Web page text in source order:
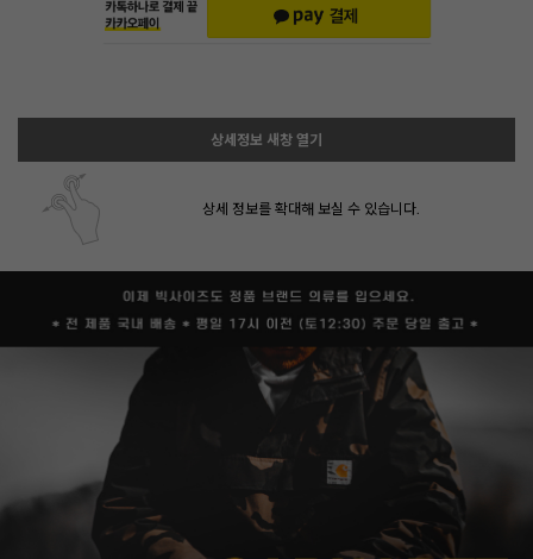
상세정보 새창 열기
상세 정보를 확대해 보실 수 있습니다.